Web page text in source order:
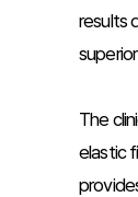
results
The
elastic